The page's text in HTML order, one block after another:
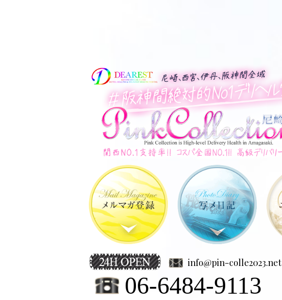
info@pin-colle2023.net
06-6484-9113